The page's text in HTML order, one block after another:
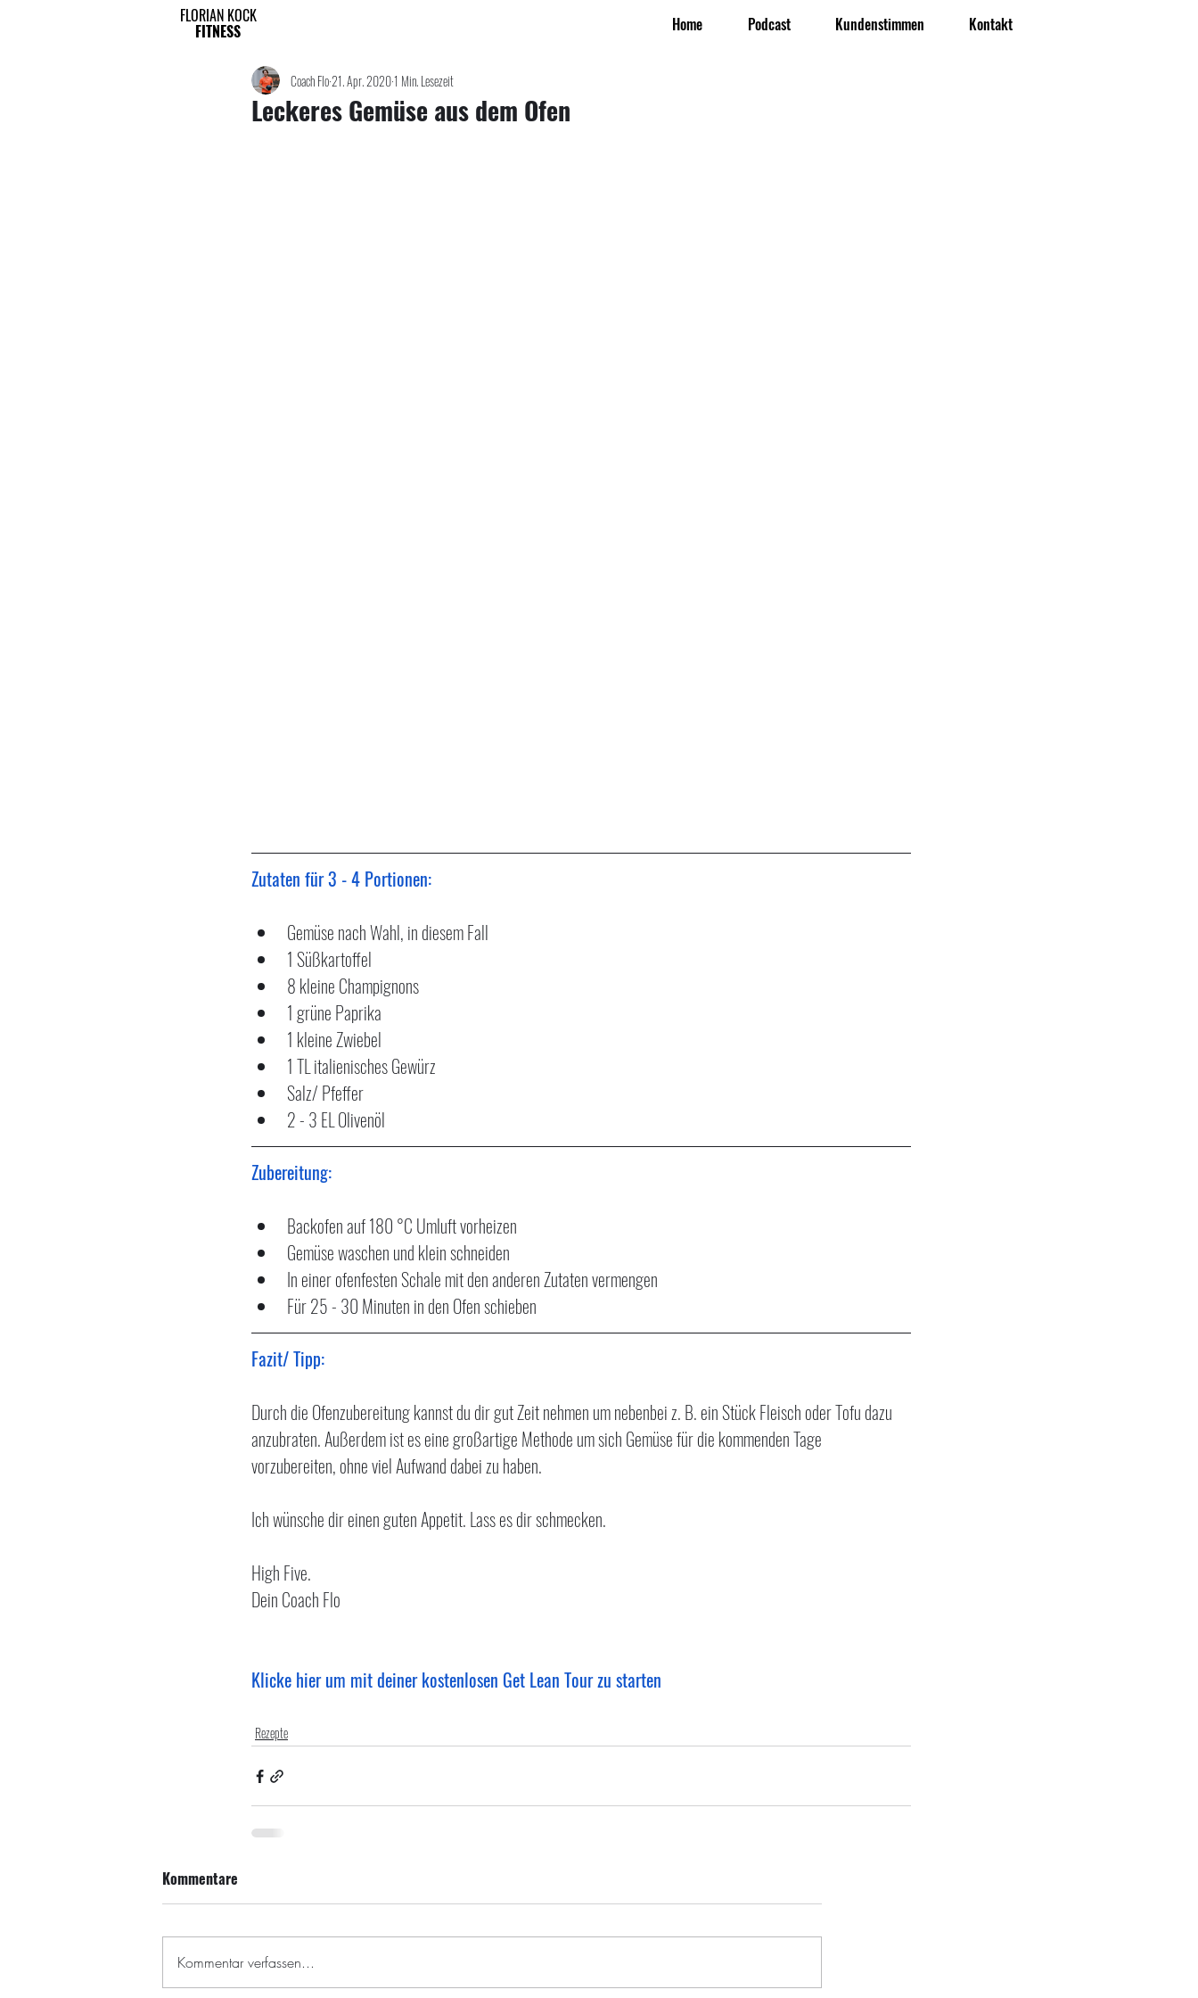
FLORIAN KOCK
FITNESS Home Podcast Kundenstimmen Kontakt
Leckeres Gemüse aus dem Ofen
Coach Flo21. Apr. 20201 Min. Lesezeit
Zutaten für 3 - 4 Portionen:
Gemüse nach Wahl, in diesem Fall
1 Süßkartoffel
8 kleine Champignons
1 grüne Paprika
1 kleine Zwiebel
1 TL italienisches Gewürz
Salz/ Pfeffer
2 - 3 EL Olivenöl
Zubereitung:
Backofen auf 180 °C Umluft vorheizen
Gemüse waschen und klein schneiden
In einer ofenfesten Schale mit den anderen Zutaten vermengen
Für 25 - 30 Minuten in den Ofen schieben
Fazit/ Tipp:
Durch die Ofenzubereitung kannst du dir gut Zeit nehmen um nebenbei z. B. ein Stück Fleisch oder Tofu dazu
anzubraten. Außerdem ist es eine großartige Methode um sich Gemüse für die kommenden Tage
vorzubereiten, ohne viel Aufwand dabei zu haben.
Ich wünsche dir einen guten Appetit. Lass es dir schmecken.
High Five.
Dein Coach Flo
Klicke hier um mit deiner kostenlosen Get Lean Tour zu starten
Rezepte
Kommentare
Kommentar verfassen...